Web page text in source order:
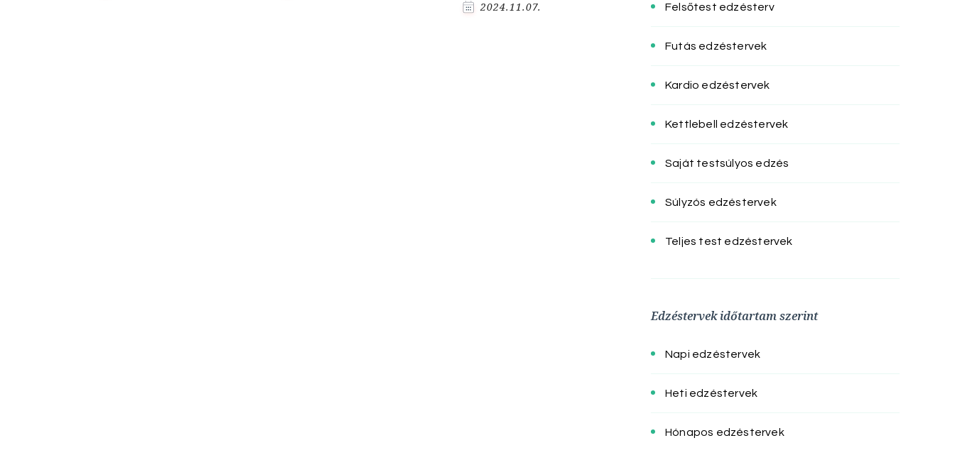
2024.11.07. Felsőtest edzésterv
Futás edzéstervek
Kardio edzéstervek
Kettlebell edzéstervek
Saját testsúlyos edzés
Súlyzós edzéstervek
Teljes test edzéstervek
Edzéstervek időtartam szerint
Napi edzéstervek
Heti edzéstervek
Hónapos edzéstervek